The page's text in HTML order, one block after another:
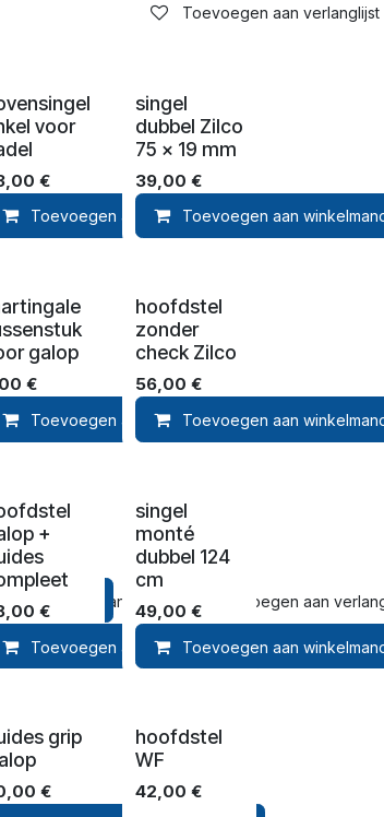
Toevoegen aan verlanglijst
Toevoegen aan verlanglijstToevoegen aan verlanglijst
voor
€
Toevoegen aan winkelmandje
singel
dubbel Zilco
75 x 19 mm
39,00 €
Toevoegen aan
Toevoegen aan verlanglijstToevoegen aan verlanglijst
galop
€
Toevoegen aan winkelmandje
hoofdstel
zonder
check Zilco
56,00 €
Toevoegen aan
Toevoegen aan verlanglijst Toevoegen aan
+
€
Toevoegen aan winkelmandje
singel
monté
dubbel 124
cm
49,00 €
Toevoegen aan
grip
€
hoofdstel
WF
42,00 €